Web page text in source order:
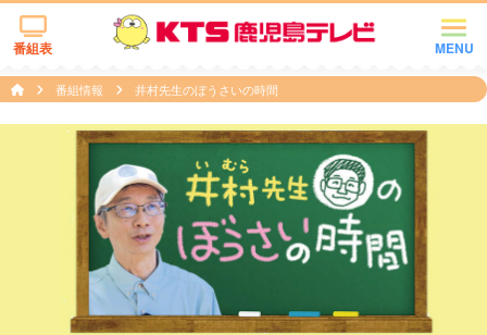
MENU
番組表
番組情報 井村先生のぼうさいの時間